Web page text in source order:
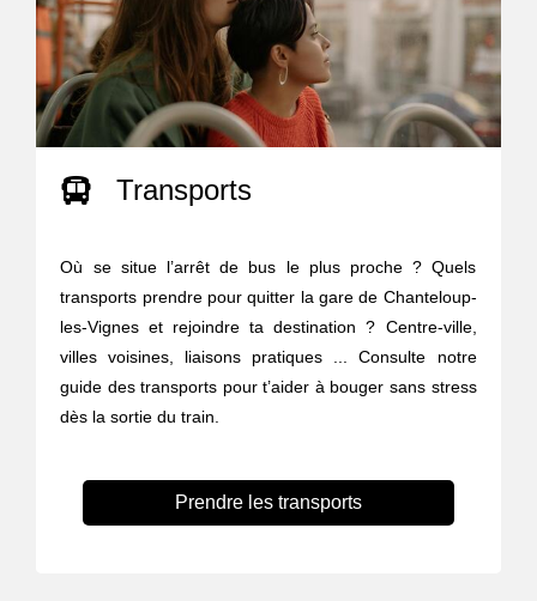
Transports
Où se situe l’arrêt de bus le plus proche ? Quels
transports prendre pour quitter la gare de Chanteloup-
les-Vignes et rejoindre ta destination ? Centre-ville,
villes voisines, liaisons pratiques ... Consulte notre
guide des transports pour t’aider à bouger sans stress
dès la sortie du train.
Prendre les transports